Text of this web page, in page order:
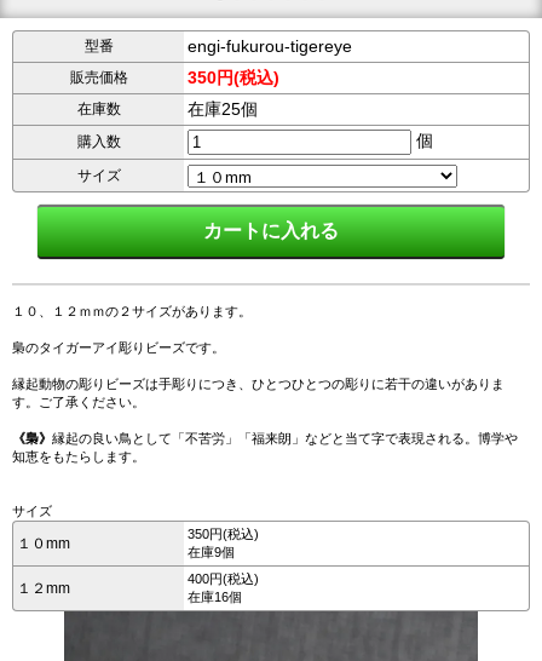
型番 engi-fukurou-tigereye
販売価格 350円(税込)
在庫数 在庫25個
購入数 個
サイズ
１０、１２ｍｍの２サイズがあります。
梟のタイガーアイ彫りビーズです。
縁起動物の彫りビーズは手彫りにつき、ひとつひとつの彫りに若干の違いがありま
す。ご了承ください。
《梟》 縁起の良い鳥として「不苦労」「福来朗」などと当て字で表現される。博学や
知恵をもたらします。
サイズ
１０mm
350円(税込)
在庫9個
１２mm
400円(税込)
在庫16個